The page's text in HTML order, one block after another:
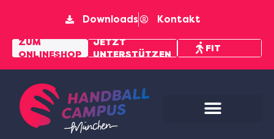
Downloads Kontakt
ZUM
ONLINESHOP
JETZT
UNTERSTÜTZEN
FIT
PFAD